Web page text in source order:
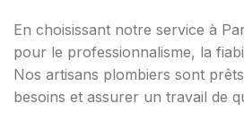
En choisissant notre service à
pour le professionnalisme, la
Nos artisans plombiers sont
besoins et assurer un travail de